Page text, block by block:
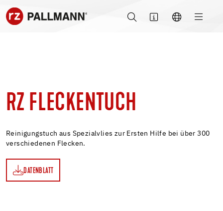
RZ FLECKENTUCH
Reinigungstuch aus Spezialvlies zur Ersten Hilfe bei über 300
verschiedenen Flecken.
DATENBLATT